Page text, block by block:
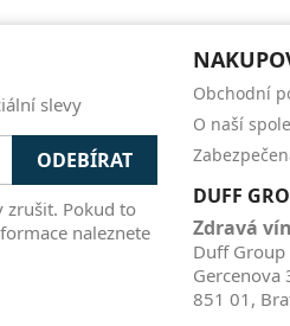
slevy
zrušit. Pokud to
naleznete
Obchodní
O naší
DUFF
Zdravá
Duff Group
Gercenova
851 01,